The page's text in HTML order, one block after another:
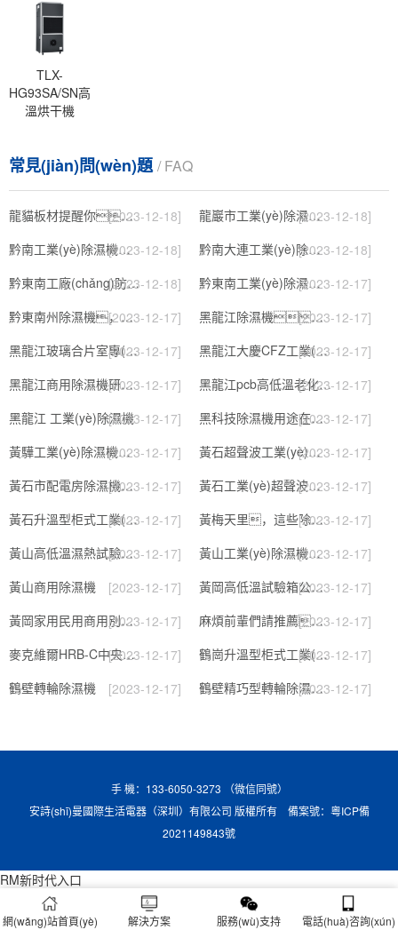
TLX-
HG93SA/SN高
溫烘干機
常見(jiàn)問(wèn)題/ FAQ
龍貓板材提醒你，雨季裝修應特別注意防潮
[2023-12-18] 龍巖市工業(yè)除濕機價(jià)格
[2023-12-18]
黔南工業(yè)除濕機公司
[2023-12-18] 黔南大連工業(yè)除濕機
[2023-12-18]
黔東南工廠(chǎng)防潮除濕機，工業(yè)除濕機
[2023-12-18] 黔東南工業(yè)除濕機公司
[2023-12-17]
黔東南州除濕機，濕菱工業(yè)地下室抽濕機 庫房配電房除濕器
[2023-12-17] 黑龍江除濕機，工業(yè)除濕機
[2023-12-17]
黑龍江玻璃合片室專(zhuān)用組合型轉輪除濕機
[2023-12-17] 黑龍江大慶CFZ工業(yè)除濕機濕菱除濕機品牌
[2023-12-17]
黑龍江商用除濕機研發(fā)(回饋老顧客,2022已更新)
[2023-12-17] 黑龍江pcb高低溫老化試驗箱
[2023-12-17]
黑龍江 工業(yè)除濕機[2023-12-17] 黑科技除濕機用途在哪里，如何選購到合適的工業(yè)除濕機
[2023-12-17]
黃驊工業(yè)除濕機】倉庫抽濕機】車(chē)間除濕器】
[2023-12-17] 黃石超聲波工業(yè)加濕機，SL系列除濕機
[2023-12-17]
黃石市配電房除濕機，工業(yè)抽濕機 恒溫恒濕非標機器
[2023-12-17] 黃石工業(yè)超聲波加濕器，除濕機品牌
[2023-12-17]
黃石升溫型柜式工業(yè)除濕機
[2023-12-17] 黃梅天里，這些除濕防潮妙招學(xué)起來(lái)
[2023-12-17]
黃山高低溫濕熱試驗箱 返回列表頁(yè)
[2023-12-17] 黃山工業(yè)除濕機維修，除濕機不能除濕怎么維修
[2023-12-17]
黃山商用除濕機
[2023-12-17] 黃岡高低溫試驗箱公司.近日優(yōu)評(2022已更新)(今日／對比)
[2023-12-17]
黃岡家用民用商用別墅除濕機
[2023-12-17] 麻煩前輩們請推薦！南寧商用鋰電轉輪除濕機有哪些品牌，鋰電轉輪除濕機如何選？？
[2023-12-17]
麥克維爾HRB-C中央除濕新風(fēng)機測評：除濕+凈化，一臺就夠了
[2023-12-17] 鶴崗升溫型柜式工業(yè)除濕機
[2023-12-17]
鶴壁轉輪除濕機
[2023-12-17] 鶴壁精巧型轉輪除濕機性?xún)r(jià)比高!解密(2022更新成功)(今日／點(diǎn)贊)
[2023-12-17]
手 機：133-6050-3273 （微信同號）
安詩(shī)曼國際生活電器（深圳）有限公司 版權所有 備案號： 粵ICP備
2021149843號
網(wǎng)站首頁(yè) 解決方案 服務(wù)支持 電話(huà)咨詢(xún)
RM新时代入口